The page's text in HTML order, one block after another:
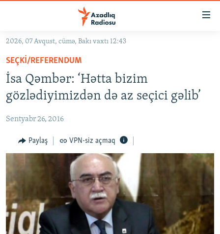
Əsas
qayıt
Əsas
naviqasiyaya
qayıt
Axtarışa
GÜNDƏM
KORRUPSIOMETR
#ƏSLINDƏ
FƏRQƏ BAX
QANUNI DOĞRU
MULTIMEDIA
FOTOQALEREYA
İNFOQRAFIKA
RADIO ARXIV
OXU ZALI
AZƏRBAYCAN ƏDƏBIYYATI KITABXANASI
HAQQIMIZDA
MISSIYAMIZ
2026, 07 Avqust, cümə, Bakı vaxtı 12:43
SEÇKI/REFERENDUM
İsa Qəmbər: ‘Hətta bizim
gözlədiyimizdən də az seçici gəlib’
Sentyabr 26, 2016
Paylaş VPN-siz açmaq